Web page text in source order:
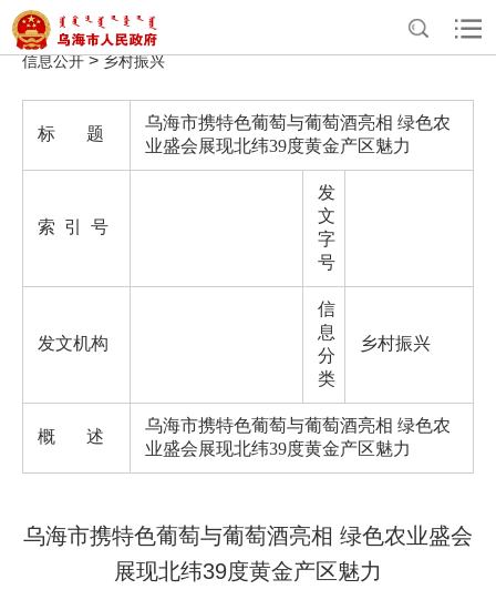
首页 >政务公开>政府信息公开
重点领域
信息公开>乡村振兴
标 题
乌海市携特色葡萄与葡萄酒亮相 绿色农
业盛会展现北纬39度黄金产区魅力
索 引 号
发
文
字
号
发文机构
信
息
分
类
乡村振兴
概 述
乌海市携特色葡萄与葡萄酒亮相 绿色农
业盛会展现北纬39度黄金产区魅力
乌海市携特色葡萄与葡萄酒亮相 绿色农业盛会
展现北纬39度黄金产区魅力